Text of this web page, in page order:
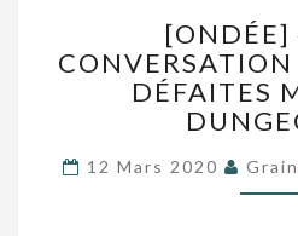
–
[ONDÉE]
DÉFAITES
12 Mars 2020 Grain